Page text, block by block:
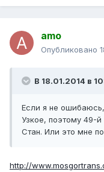
amo
Опубликовано
В 18.01.2014 в
Если я не
Узкое, поэтому 49-
Стан. Или это мне
http://